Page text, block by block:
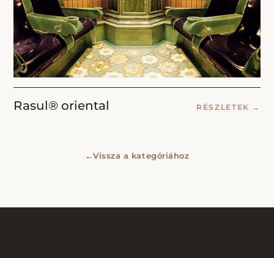
Rasul® oriental RÉSZLETEK →
←Vissza a kategóriához